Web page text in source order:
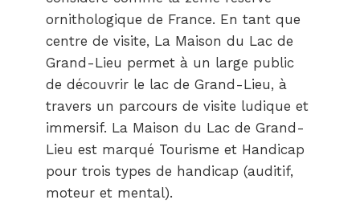
ornithologique de France. En tant que
centre de visite, La Maison du Lac de
Grand-Lieu permet à un large public
de découvrir le lac de Grand-Lieu, à
travers un parcours de visite ludique et
immersif. La Maison du Lac de Grand-
Lieu est marqué Tourisme et Handicap
pour trois types de handicap (auditif,
moteur et mental).